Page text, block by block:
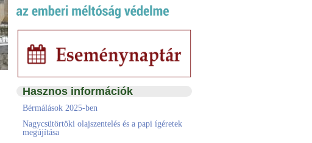
Hasznos információk
Bérmálások 2025-ben
Nagycsütörtöki olajszentelés és a papi ígéretek
megújítása